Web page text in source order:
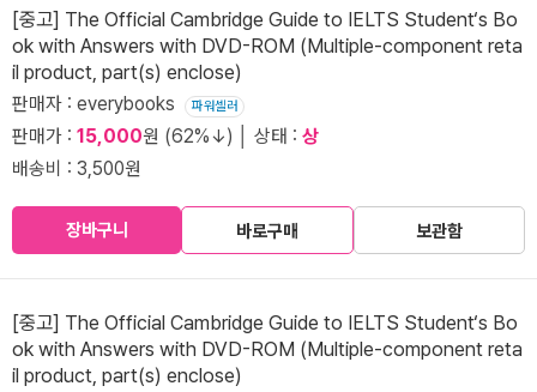
[중고] The Official Cambridge Guide to IELTS Student‘s Bo
ok with Answers with DVD-ROM (Multiple-component reta
il product, part(s) enclose)
판매자 : everybooks 파워셀러
판매가 : 15,000원 (62%↓) │ 상태 : 상
배송비 : 3,500원
장바구니 바로구매 보관함
[중고] The Official Cambridge Guide to IELTS Student‘s Bo
ok with Answers with DVD-ROM (Multiple-component reta
il product, part(s) enclose)